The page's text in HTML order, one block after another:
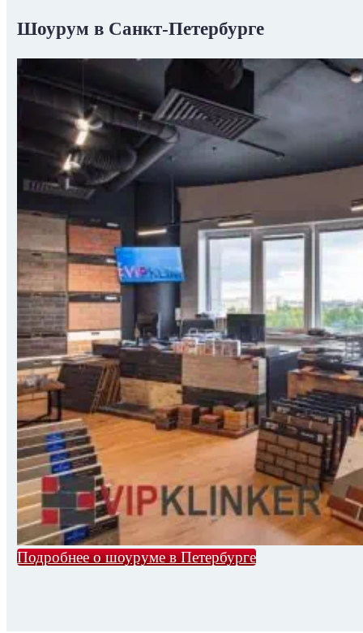
Шоурум в Санкт-Петербурге
Подробнее о шоуруме в Петербурге